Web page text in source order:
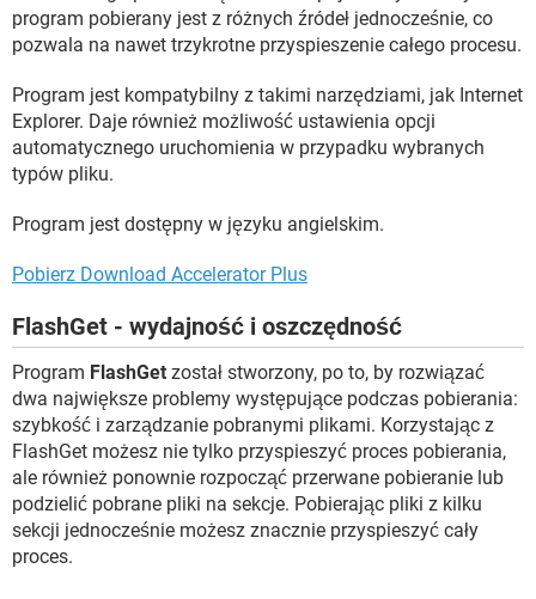
program pobierany jest z różnych źródeł jednocześnie, co
pozwala na nawet trzykrotne przyspieszenie całego procesu.
Program jest kompatybilny z takimi narzędziami, jak Internet
Explorer. Daje również możliwość ustawienia opcji
automatycznego uruchomienia w przypadku wybranych
typów pliku.
Program jest dostępny w języku angielskim.
Pobierz Download Accelerator Plus
FlashGet - wydajność i oszczędność
Program FlashGet został stworzony, po to, by rozwiązać
dwa największe problemy występujące podczas pobierania:
szybkość i zarządzanie pobranymi plikami. Korzystając z
FlashGet możesz nie tylko przyspieszyć proces pobierania,
ale również ponownie rozpocząć przerwane pobieranie lub
podzielić pobrane pliki na sekcje. Pobierając pliki z kilku
sekcji jednocześnie możesz znacznie przyspieszyć cały
proces.